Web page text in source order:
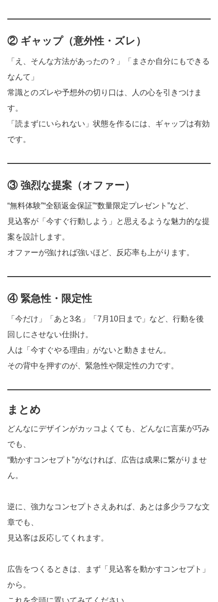
② ギャップ（意外性・ズレ）
「え、そんな方法があったの？」「まさか自分にもできる
なんて」
常識とのズレや予想外の切り口は、人の心を引きつけま
す。
「読まずにいられない」状態を作るには、ギャップは有効
です。
③ 強烈な提案（オファー）
“無料体験”“全額返金保証”“数量限定プレゼント”など、
見込客が「今すぐ行動しよう」と思えるような魅力的な提
案を設計します。
オファーが強ければ強いほど、反応率も上がります。
④ 緊急性・限定性
「今だけ」「あと3名」「7月10日まで」など、行動を後
回しにさせない仕掛け。
人は「今すぐやる理由」がないと動きません。
その背中を押すのが、緊急性や限定性の力です。
まとめ
どんなにデザインがカッコよくても、どんなに言葉が巧み
でも、
“動かすコンセプト”がなければ、広告は成果に繋がりませ
ん。
逆に、強力なコンセプトさえあれば、あとは多少ラフな文
章でも、
見込客は反応してくれます。
広告をつくるときは、まず「見込客を動かすコンセプト」
から。